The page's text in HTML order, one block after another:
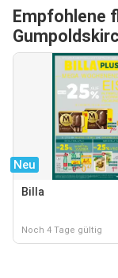
Empfohlene
Neu
Billa
Noch 4 Tage gültig